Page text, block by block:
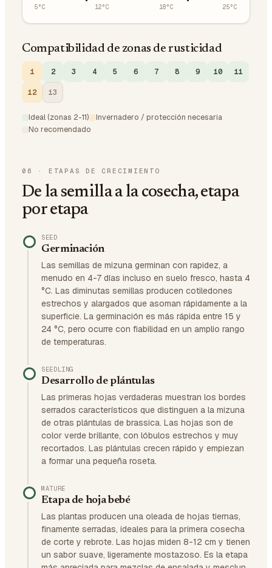
5°C 12°C 18°C 25°C
Compatibilidad de zonas de rusticidad
1 2 3 4 5 6 7 8 9 10 11
12 13
Ideal (zonas 2-11)
Invernadero / protección necesaria
No recomendado
06 · ETAPAS DE CRECIMIENTO
De la semilla a la cosecha, etapa
por etapa
SEED
Germinación
Las semillas de mizuna germinan con rapidez, a
menudo en 4-7 días incluso en suelo fresco, hasta 4
°C. Las diminutas semillas producen cotiledones
estrechos y alargados que asoman rápidamente a la
superficie. La germinación es más rápida entre 15 y
24 °C, pero ocurre con fiabilidad en un amplio rango
de temperaturas.
SEEDLING
Desarrollo de plántulas
Las primeras hojas verdaderas muestran los bordes
serrados característicos que distinguen a la mizuna
de otras plántulas de brassica. Las hojas son de
color verde brillante, con lóbulos estrechos y muy
recortados. Las plántulas crecen rápido y empiezan
a formar una pequeña roseta.
MATURE
Etapa de hoja bebé
Las plantas producen una oleada de hojas tiernas,
finamente serradas, ideales para la primera cosecha
de corte y rebrote. Las hojas miden 8-12 cm y tienen
un sabor suave, ligeramente mostazoso. Es la etapa